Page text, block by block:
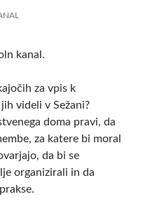
kanal.
za vpis k
videli v Sežani?
doma pravi, da
za katere bi moral
da bi se
organizirali in da